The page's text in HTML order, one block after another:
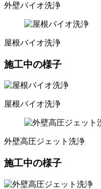
外壁バイオ洗浄
屋根バイオ洗浄
施工中の様子
屋根バイオ洗浄
外壁高圧ジェット洗浄
施工中の様子